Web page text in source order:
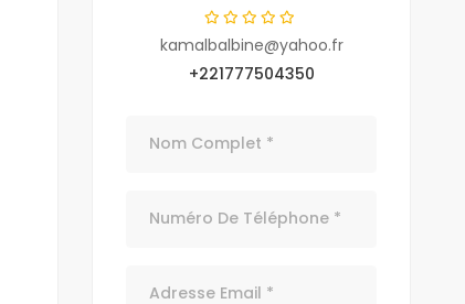
kamalbalbine@yahoo.fr
+221777504350